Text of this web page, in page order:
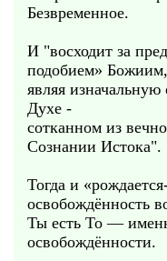
Безвременное.
И "восходит за
подобием» Божиим,
являя
Духе -
сотканном из
Сознании Истока".
Тогда и
освобождённость
Ты есть То —
освобождённости.